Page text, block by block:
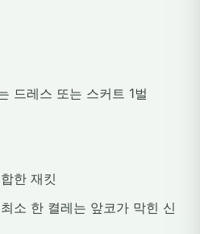
드레스 또는 스커트 1벌
한 재킷
소 한 켤레는 앞코가 막힌 신